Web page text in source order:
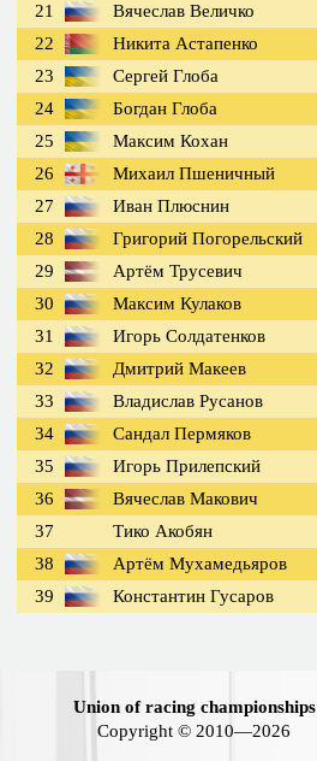
21
Вячеслав Величко
22
Никита Астапенко
23
Сергей Глоба
24
Богдан Глоба
25
Максим Кохан
26
Михаил Пшеничный
27
Иван Плюснин
28
Григорий Погорельский
29
Артём Трусевич
30
Максим Кулаков
31
Игорь Солдатенков
32
Дмитрий Макеев
33
Владислав Русанов
34
Сандал Пермяков
35
Игорь Прилепский
36
Вячеслав Макович
37
Тико Акобян
38
Артём Мухамедьяров
39
Константин Гусаров
Union of racing championships
Copyright © 2010—2026